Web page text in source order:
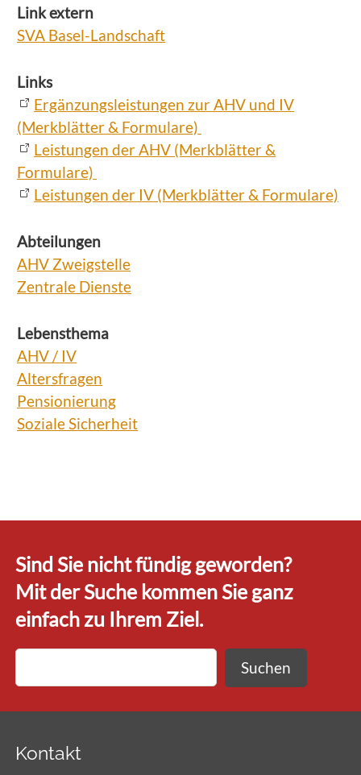
Link extern
SVA Basel-Landschaft
Links
Ergänzungsleistungen zur AHV und IV
(Merkblätter & Formulare)
Leistungen der AHV (Merkblätter &
Formulare)
Leistungen der IV (Merkblätter & Formulare)
Abteilungen
AHV Zweigstelle
Zentrale Dienste
Lebensthema
AHV / IV
Altersfragen
Pensionierung
Soziale Sicherheit
Sind Sie nicht fündig geworden?
Mit der Suche kommen Sie ganz
einfach zu Ihrem Ziel.
Suchen
Kontakt